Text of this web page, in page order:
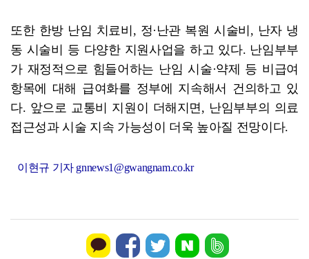
또한 한방 난임 치료비, 정·난관 복원 시술비, 난자 냉
동 시술비 등 다양한 지원사업을 하고 있다. 난임부부
가 재정적으로 힘들어하는 난임 시술·약제 등 비급여
항목에 대해 급여화를 정부에 지속해서 건의하고 있
다. 앞으로 교통비 지원이 더해지면, 난임부부의 의료
접근성과 시술 지속 가능성이 더욱 높아질 전망이다.
이현규 기자 gnnews1@gwangnam.co.kr